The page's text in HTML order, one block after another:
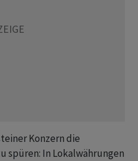
Konzern die
spüren: In Lokalwährungen